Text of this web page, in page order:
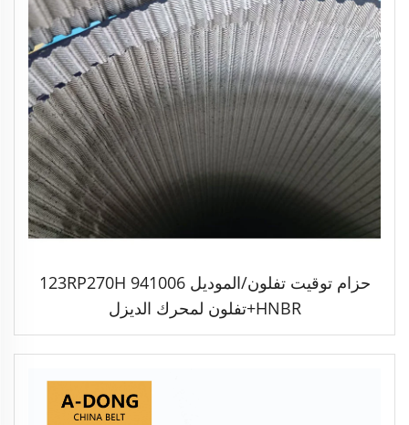
حزام توقيت تفلون/الموديل 941006 123RP270H
HNBR+تفلون لمحرك الديزل